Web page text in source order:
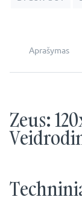
Aprašymas
Zeus: